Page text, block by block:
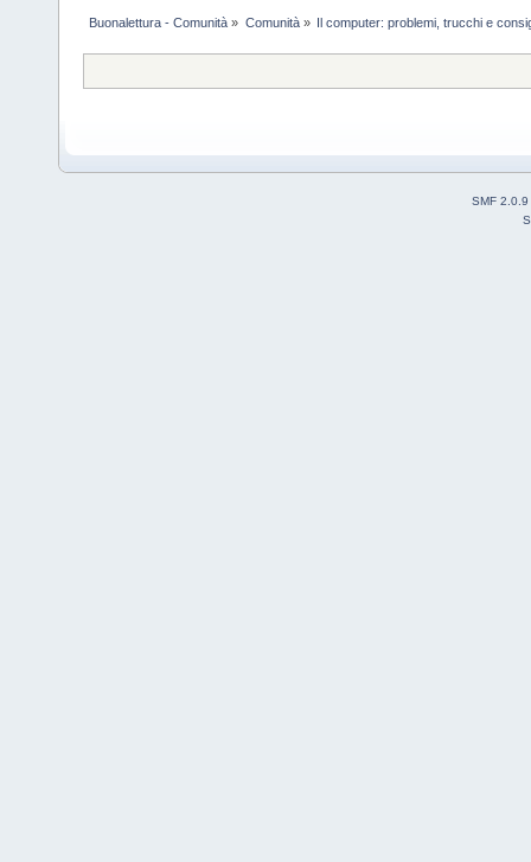
Buonalettura - Comunità » Comunità» Il computer: problemi, trucchi e
SMF 2.0.9